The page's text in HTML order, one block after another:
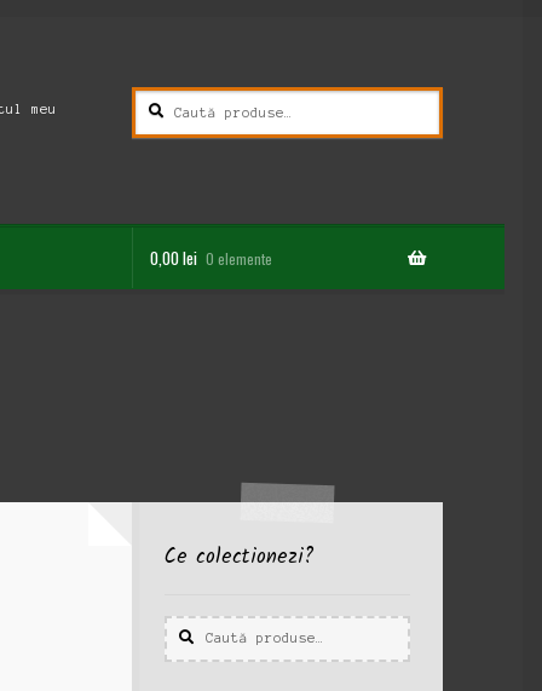
meu
Caută
după:
Caută
0,00lei 0 elemente
Ce colectionezi?
Caută
după:
Caută